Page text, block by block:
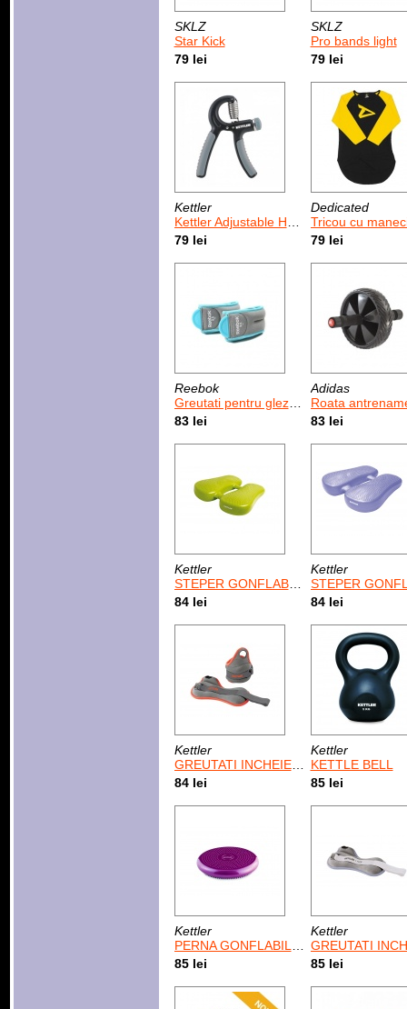
SKLZ
Star Kick
79 lei
SKLZ
Pro bands light
79 lei
Kettler
Kettler Adjustable Hand Grip
79 lei
Dedicated
Tricou cu maneci 3/4
79 lei
Reebok
Greutati pentru glezne Reebok Ankle Weights 0.5 kg / 2 buc
83 lei
Adidas
Roata antrenament abdomen Adidas
83 lei
Kettler
STEPER GONFLABIL/VERDE
84 lei
Kettler
STEPER GONFLABIL/
84 lei
Kettler
GREUTATI INCHEIETURA MAINII, 2 x 1,5 KG/NEGRU
84 lei
Kettler
KETTLE BELL
85 lei
Kettler
PERNA GONFLABILA /BURGUNDY
85 lei
Kettler
GREUTATI INCHEIETURA MAINII, 2 x 1 KG/GRI
85 lei